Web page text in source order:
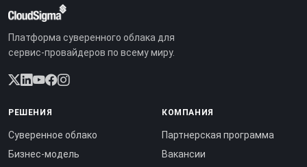
Платформа суверенного облака для
сервис-провайдеров по всему миру.
РЕШЕНИЯ
Суверенное облако
Бизнес-модель
КОМПАНИЯ
Партнерская программа
Вакансии